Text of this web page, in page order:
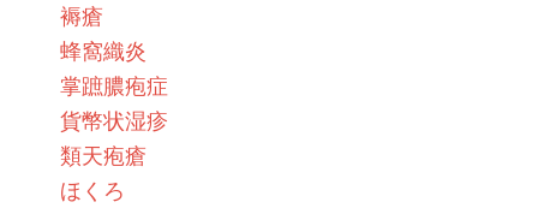
褥瘡
蜂窩織炎
掌蹠膿疱症
貨幣状湿疹
類天疱瘡
ほくろ